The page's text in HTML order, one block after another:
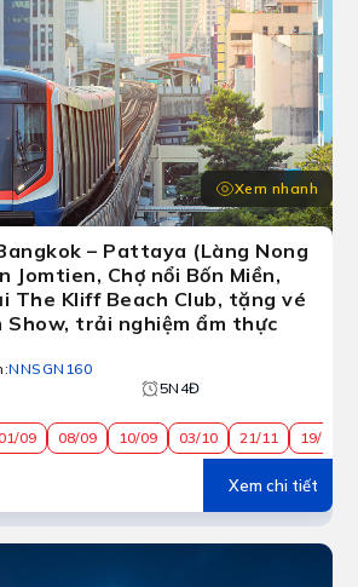
Xem nhanh
– Pattaya (Làng Nong
Jomtien, Chợ nổi Bốn Miền,
The Kliff Beach Club, tặng vé
Show, trải nghiệm ẩm thực
:NNSGN160
5N4Đ
01/09 08/09 10/09 03/10 21/11
19/12
Xem chi tiết